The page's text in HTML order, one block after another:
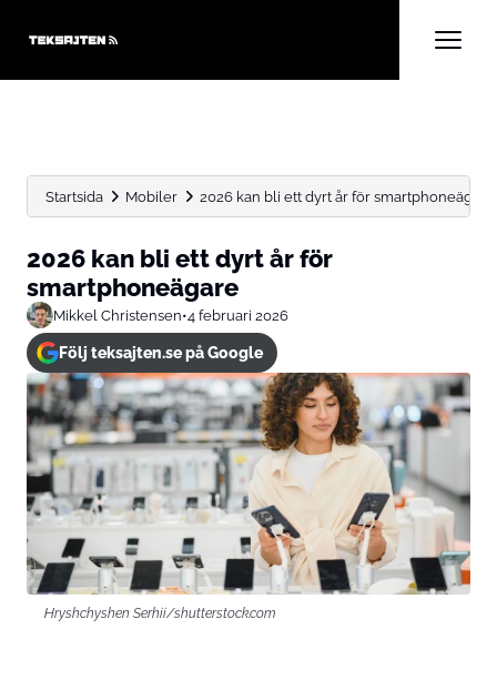
Startsida Mobiler 2026 kan bli ett dyrt år för smartphoneägare
2026 kan bli ett dyrt år för
smartphoneägare
Mikkel Christensen•4 februari 2026
Följ teksajten.se på Google
Hryshchyshen Serhii/shutterstock.com